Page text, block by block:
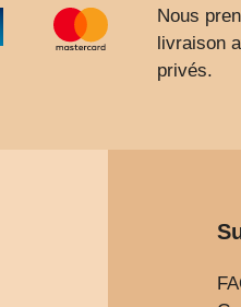
Nous
livraison
privés.